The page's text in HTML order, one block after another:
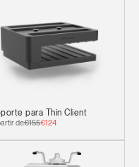
Crear una cuenta
REGISTRO
para Thin Client
de€155€124